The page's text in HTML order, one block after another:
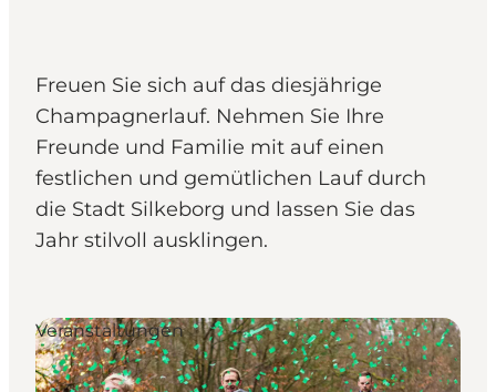
Freuen Sie sich auf das diesjährige
Champagnerlauf. Nehmen Sie Ihre
Freunde und Familie mit auf einen
festlichen und gemütlichen Lauf durch
die Stadt Silkeborg und lassen Sie das
Jahr stilvoll ausklingen.
Veranstaltungen